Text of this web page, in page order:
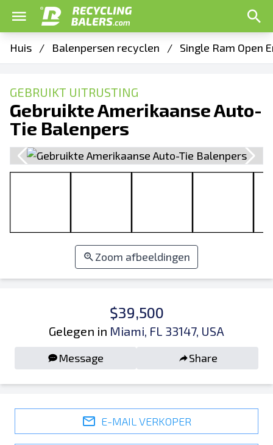
Huis / Balenpersen recyclen / Single Ram Open
GEBRUIKT UITRUSTING
Gebruikte Amerikaanse Auto-
Tie Balenpers
Zoom afbeeldingen
$39,500
Gelegen in Miami, FL 33147, USA
Message Share
E-MAIL VERKOPER